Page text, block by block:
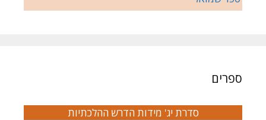
ספרים
סדרת יג' מידות הדרש ההלכתיות